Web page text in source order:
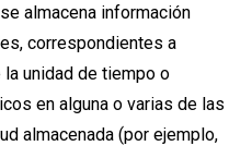
almacena información
correspondientes a
unidad de tiempo o
en alguna o varias de las
almacenada (por ejemplo,